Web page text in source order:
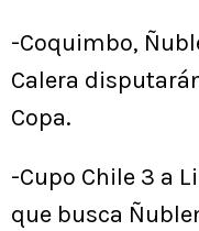
-Coquimbo,
Calera
Copa.
-Cupo Chile 3 a
que busca